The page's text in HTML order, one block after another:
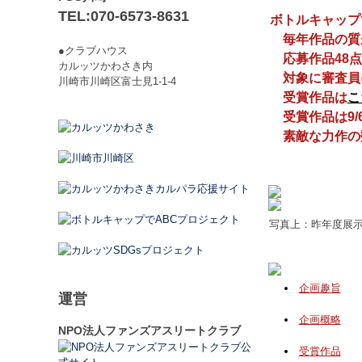
ボトルキャッ
毎年作品の質
応募作品48点
対象に審査員
受賞作品は
受賞作品は9/
素敵な力作の
写真上：昨年度展
企画趣旨
企画概略
受賞作品
TEL:070-6573-8631
●クラブハウス
カルッツかわさき内
川崎市川崎区富士見1-1-4
運営
NPO法人ファンズアスリートクラブ